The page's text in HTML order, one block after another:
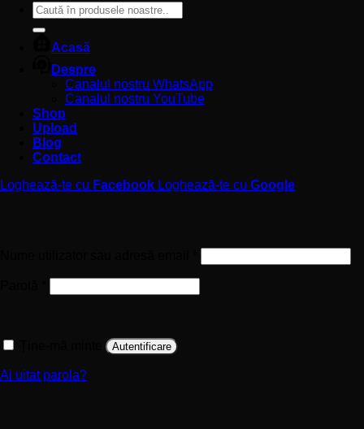
Caută
după:
Acasă
Despre
Canalul nostru WhatsApp
Canalul nostru YouTube
Shop
Upload
Blog
Contact
Loghează-te cu Facebook Loghează-te cu Google
Autentificare
Ai uitat parola?